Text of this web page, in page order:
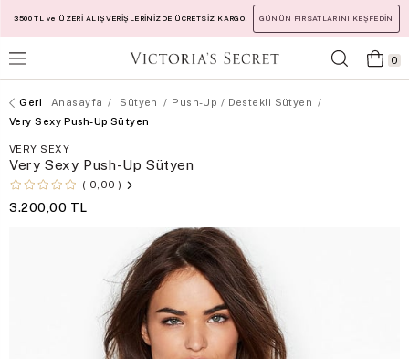
3500 TL ve ÜZERİ ALIŞVERİŞLERİNİZDE ÜCRETSİZ KARGO! GÜNÜN FIRSATLARINI KEŞFEDİN
0
Anasayfa Sütyen
Push-Up / Destekli Sütyen
Very Sexy Push-Up Sütyen
VERY SEXY
Very Sexy Push-Up Sütyen
0,00
3.200,00 TL